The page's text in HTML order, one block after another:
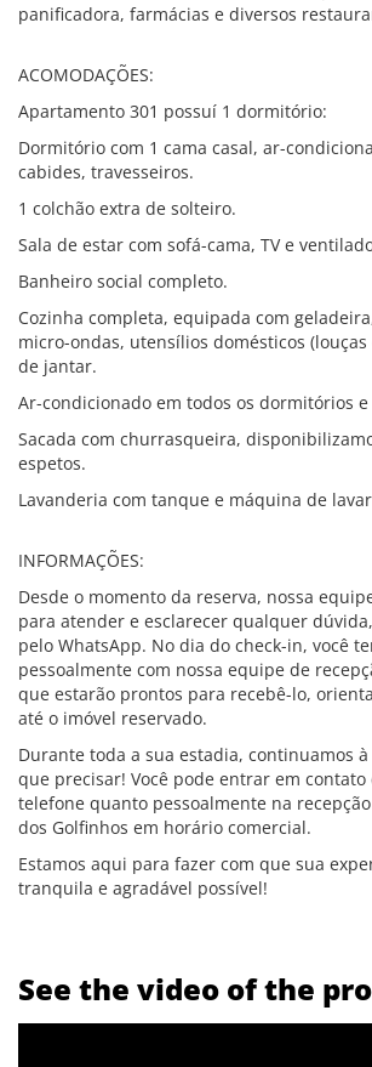
panificadora, farmácias e diversos
ACOMODAÇÕES:
Apartamento 301 possuí 1 dormitório:
Dormitório com 1 cama casal, ar-
cabides, travesseiros.
1 colchão extra de solteiro.
Sala de estar com sofá-cama, TV e
Banheiro social completo.
Cozinha completa, equipada com
micro-ondas, utensílios domésticos (louças
de jantar.
Ar-condicionado em todos os dormitórios
Sacada com churrasqueira,
espetos.
Lavanderia com tanque e máquina de
INFORMAÇÕES:
Desde o momento da reserva, nossa
para atender e esclarecer qualquer
pelo WhatsApp. No dia do check-in, você
pessoalmente com nossa equipe de
que estarão prontos para recebê-lo,
até o imóvel reservado.
Durante toda a sua estadia, continuamos
que precisar! Você pode entrar em
telefone quanto pessoalmente na
dos Golfinhos em horário comercial.
Estamos aqui para fazer com que sua
tranquila e agradável possível!
See the video of the